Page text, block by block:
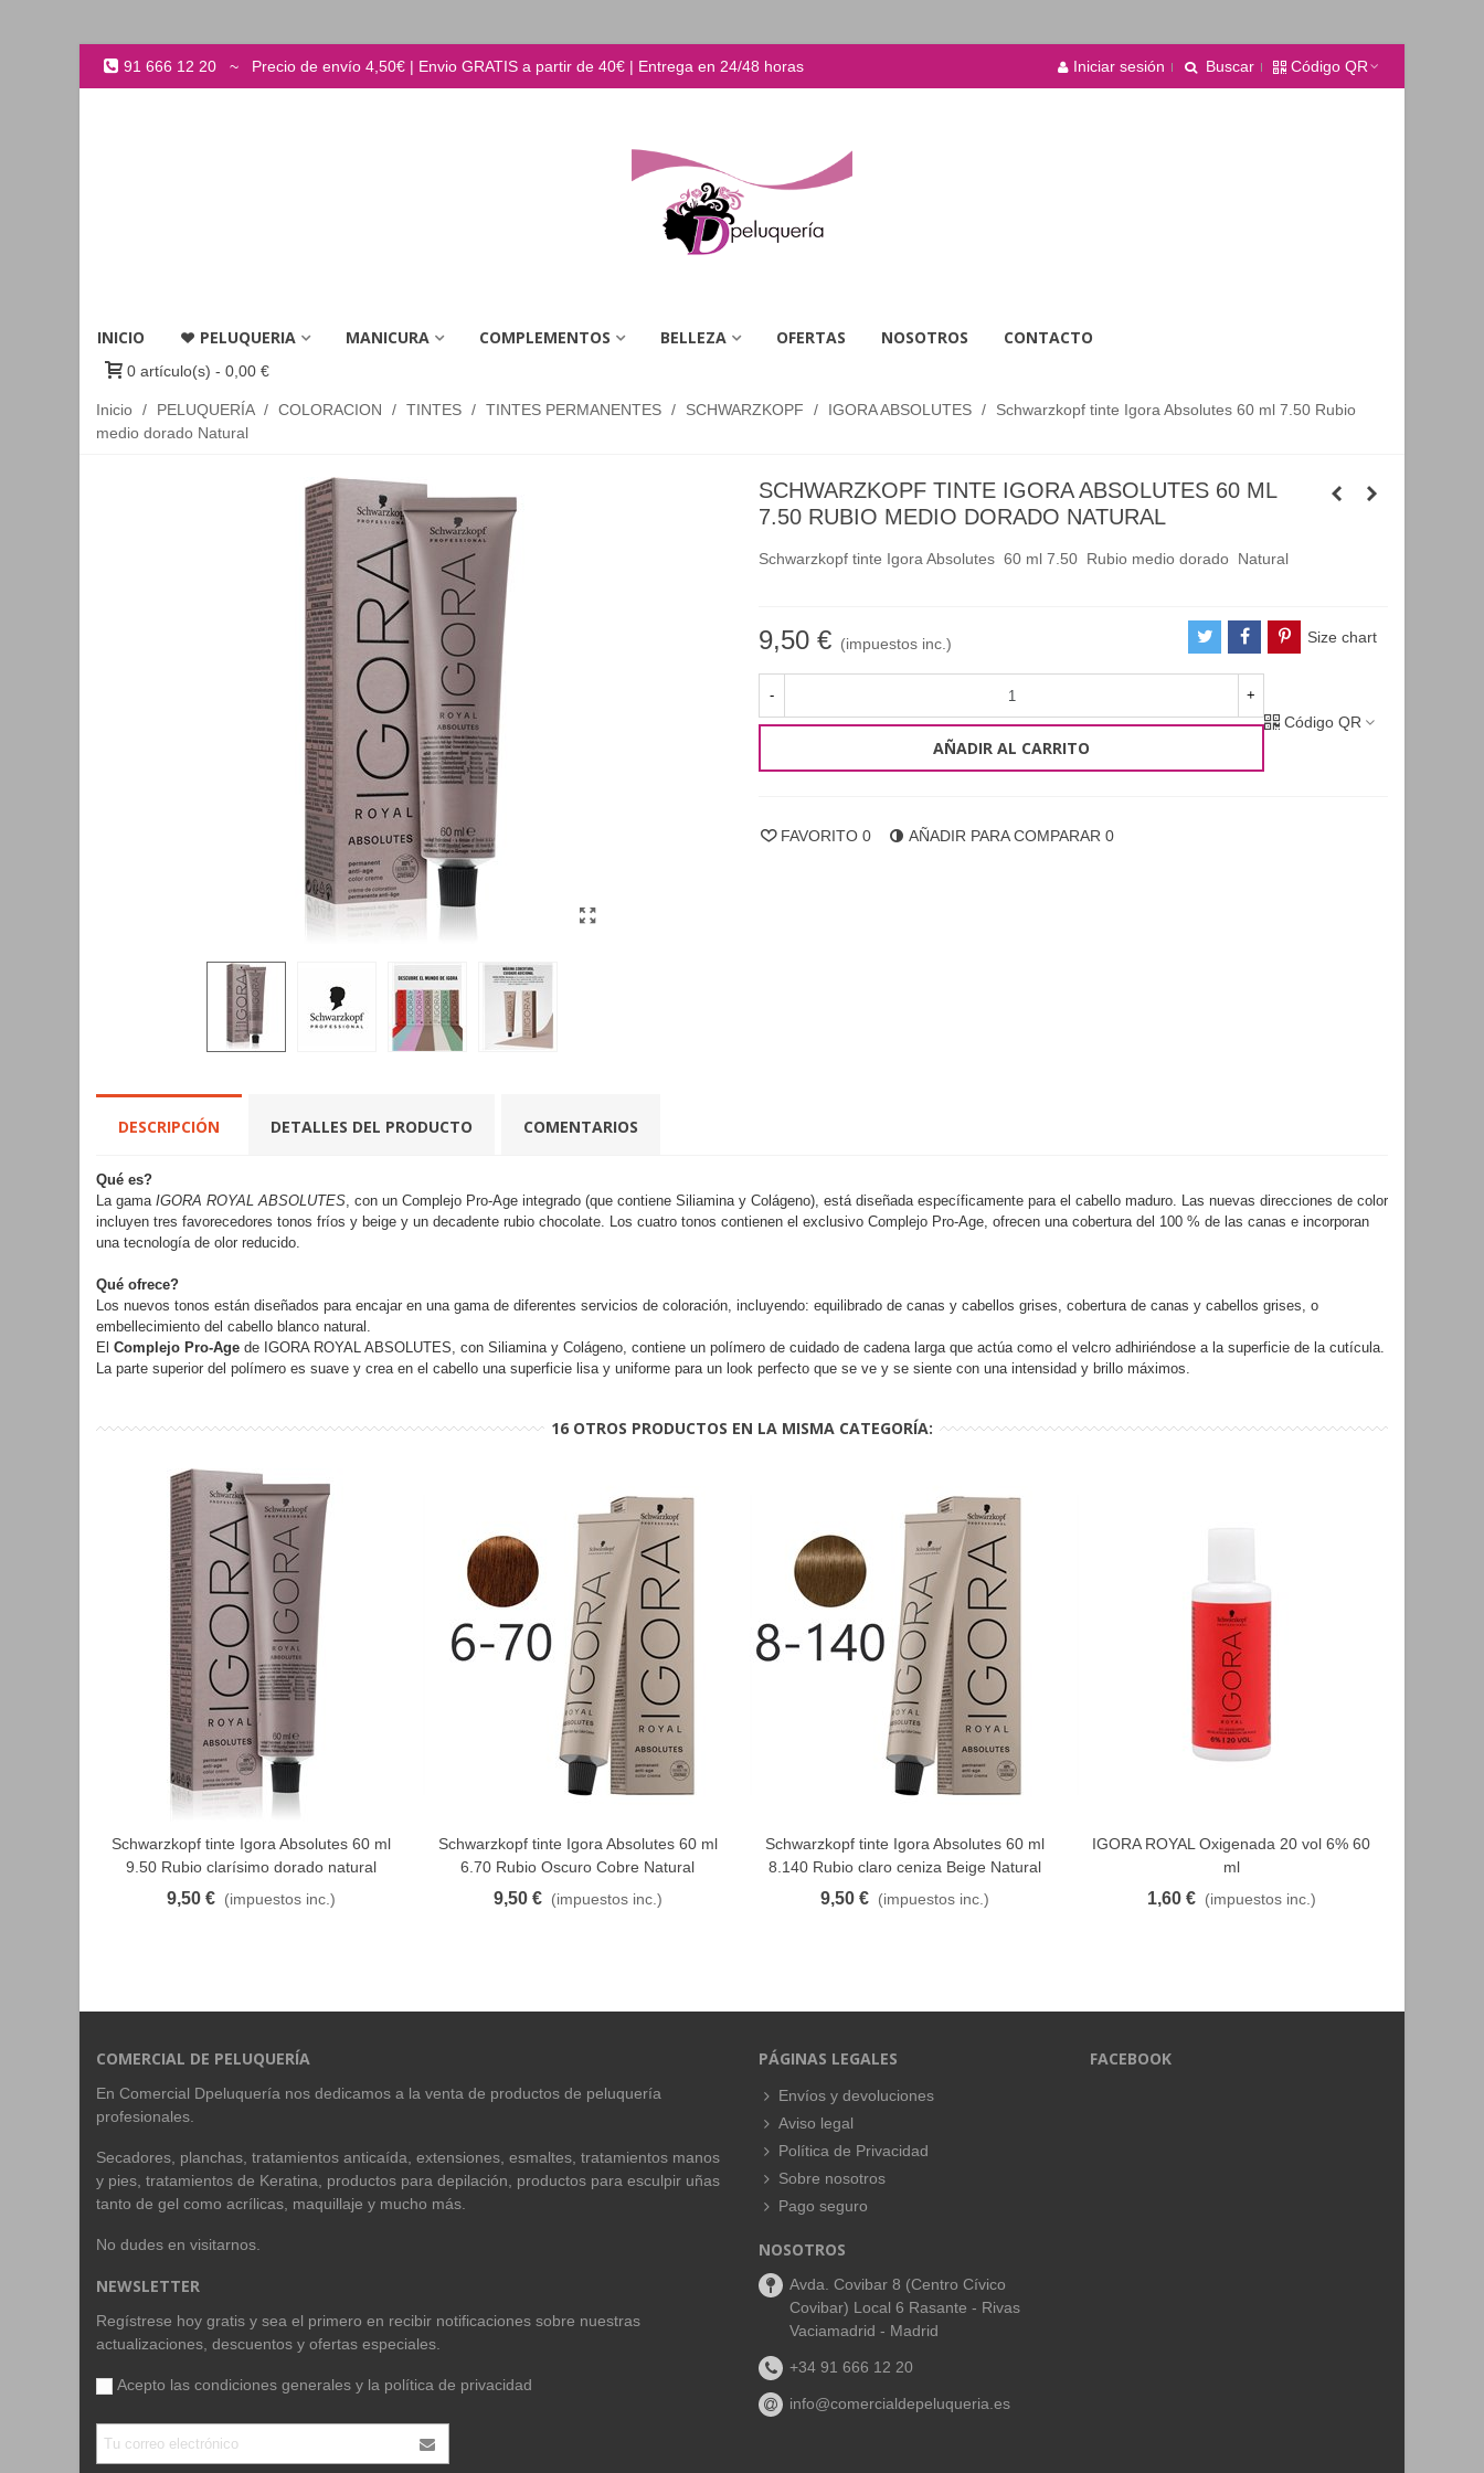
91 666 12 20 ~ Precio de envío 4,50€ | Envio GRATIS a partir de 40€ | Entrega en 24/48 horas Iniciar sesión Buscar Código QR
INICIO PELUQUERIA MANICURA COMPLEMENTOS BELLEZA OFERTAS NOSOTROS CONTACTO
0 artículo(s) - 0,00 €
Inicio / PELUQUERÍA / COLORACION / TINTES / TINTES PERMANENTES / SCHWARZKOPF / IGORA ABSOLUTES /
Schwarzkopf tinte Igora Absolutes 60 ml 7.50 Rubio
medio dorado Natural
SCHWARZKOPF TINTE IGORA ABSOLUTES 60 ML
7.50 RUBIO MEDIO DORADO NATURAL
Schwarzkopf tinte Igora Absolutes 60 ml 7.50 Rubio medio dorado Natural
9,50 € (impuestos inc.) Size chart
- +
AÑADIR AL CARRITO
Código QR
FAVORITO 0 AÑADIR PARA COMPARAR 0
DESCRIPCIÓN DETALLES DEL PRODUCTO COMENTARIOS
Qué es?
La gama IGORA ROYAL ABSOLUTES, con un Complejo Pro-Age integrado (que contiene Siliamina y Colágeno), está diseñada específicamente para el cabello maduro. Las nuevas direcciones de color
incluyen tres favorecedores tonos fríos y beige y un decadente rubio chocolate. Los cuatro tonos contienen el exclusivo Complejo Pro-Age, ofrecen una cobertura del 100 % de las canas e incorporan
una tecnología de olor reducido.
Qué ofrece?
Los nuevos tonos están diseñados para encajar en una gama de diferentes servicios de coloración, incluyendo: equilibrado de canas y cabellos grises, cobertura de canas y cabellos grises, o
embellecimiento del cabello blanco natural.
El Complejo Pro-Age de IGORA ROYAL ABSOLUTES, con Siliamina y Colágeno, contiene un polímero de cuidado de cadena larga que actúa como el velcro adhiriéndose a la superficie de la cutícula.
La parte superior del polímero es suave y crea en el cabello una superficie lisa y uniforme para un look perfecto que se ve y se siente con una intensidad y brillo máximos.
16 OTROS PRODUCTOS EN LA MISMA CATEGORÍA:
FAVORITO
Schwarzkopf tinte Igora Absolutes 60 ml
9.50 Rubio clarísimo dorado natural
9,50 € (impuestos inc.)
FAVORITO
Schwarzkopf tinte Igora Absolutes 60 ml
6.70 Rubio Oscuro Cobre Natural
9,50 € (impuestos inc.)
FAVORITO
Schwarzkopf tinte Igora Absolutes 60 ml
8.140 Rubio claro ceniza Beige Natural
9,50 € (impuestos inc.)
FAVORITO
IGORA ROYAL Oxigenada 20 vol 6% 60
ml
1,60 € (impuestos inc.)
COMERCIAL DE PELUQUERÍA
En Comercial Dpeluquería nos dedicamos a la venta de productos de peluquería
profesionales.
Secadores, planchas, tratamientos anticaída, extensiones, esmaltes, tratamientos manos
y pies, tratamientos de Keratina, productos para depilación, productos para esculpir uñas
tanto de gel como acrílicas, maquillaje y mucho más.
No dudes en visitarnos.
NEWSLETTER
Regístrese hoy gratis y sea el primero en recibir notificaciones sobre nuestras
actualizaciones, descuentos y ofertas especiales.
Acepto las condiciones generales y la política de privacidad
PÁGINAS LEGALES
Envíos y devoluciones
Aviso legal
Política de Privacidad
Sobre nosotros
Pago seguro
NOSOTROS
Avda. Covibar 8 (Centro Cívico
Covibar) Local 6 Rasante - Rivas
Vaciamadrid - Madrid
+34 91 666 12 20
info@comercialdepeluqueria.es
FACEBOOK